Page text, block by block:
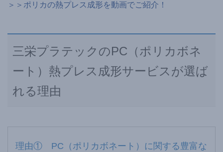
＞＞ポリカの熱プレス成形を動画でご紹介！
三栄プラテックのPC（ポリカボネ
ート）熱プレス成形サービスが選ば
れる理由
理由① PC（ポリカボネート）に関する豊富な